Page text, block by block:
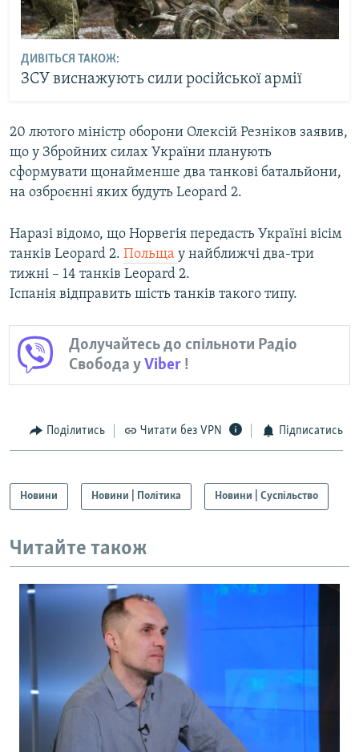
ДИВІТЬСЯ ТАКОЖ:
ЗСУ виснажують сили російської армії
20 лютого міністр оборони Олексій Резніков заявив,
що у Збройних силах України планують
сформувати щонайменше два танкові батальйони,
на озброєнні яких будуть Leopard 2.
Наразі відомо, що Норвегія передасть Україні вісім
танків Leopard 2. Польща у найближчі два-три
тижні – 14 танків Leopard 2.
Іспанія відправить шість танків такого типу.
Долучайтесь до спільноти Радіо
Свобода уViber !
Поділитись Читати без VPN Підписатись
Новини Новини | Політика Новини | Суспільство
Читайте також